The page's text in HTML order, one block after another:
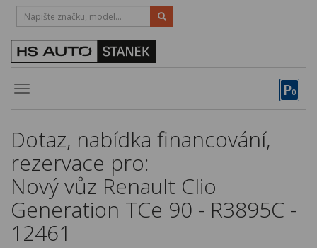
P0
Toggle
HOTLINE:
STRAKONICE-383 335 366
Půjčovna
Obytné vozy
Servis
Financování
Dotaz, nabídka financování,
rezervace pro:
Nový vůz Renault Clio
Generation TCe 90 - R3895C -
12461